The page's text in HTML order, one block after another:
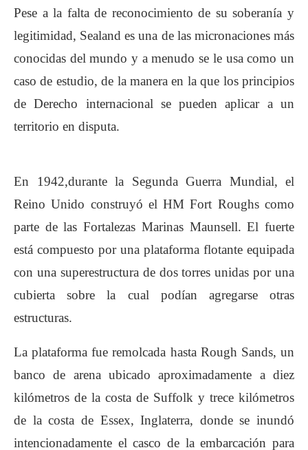
Pese a la falta de reconocimiento de su soberanía y
legitimidad, Sealand es una de las micronaciones más
conocidas del mundo y a menudo se le usa como un
caso de estudio, de la manera en la que los principios
de Derecho internacional se pueden aplicar a un
territorio en disputa.
En 1942,durante la Segunda Guerra Mundial, el
Reino Unido construyó el HM Fort Roughs como
parte de las Fortalezas Marinas Maunsell. El fuerte
está compuesto por una plataforma flotante equipada
con una superestructura de dos torres unidas por una
cubierta sobre la cual podían agregarse otras
estructuras.
La plataforma fue remolcada hasta Rough Sands, un
banco de arena ubicado aproximadamente a diez
kilómetros de la costa de Suffolk y trece kilómetros
de la costa de Essex, Inglaterra, donde se inundó
intencionadamente el casco de la embarcación para